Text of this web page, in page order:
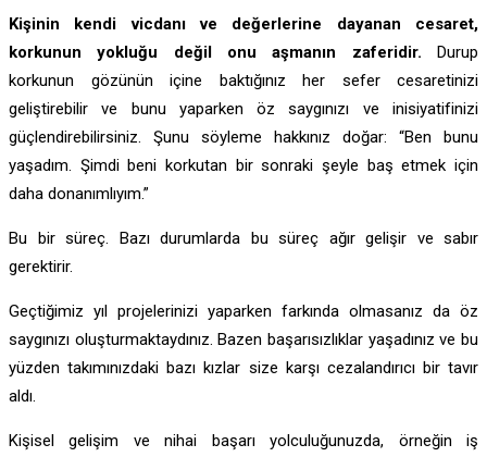
Kişinin kendi vicdanı ve değerlerine dayanan cesaret,
korkunun yokluğu değil onu aşmanın zaferidir.
Durup
korkunun gözünün içine baktığınız her sefer cesaretinizi
geliştirebilir ve bunu yaparken öz saygınızı ve inisiyatifinizi
güçlendirebilirsiniz. Şunu söyleme hakkınız doğar: “Ben bunu
yaşadım. Şimdi beni korkutan bir sonraki şeyle baş etmek için
daha donanımlıyım.”
Bu bir süreç. Bazı durumlarda bu süreç ağır gelişir ve sabır
gerektirir.
Geçtiğimiz yıl projelerinizi yaparken farkında olmasanız da öz
saygınızı oluşturmaktaydınız. Bazen başarısızlıklar yaşadınız ve bu
yüzden takımınızdaki bazı kızlar size karşı cezalandırıcı bir tavır
aldı.
Kişisel gelişim ve nihai başarı yolculuğunuzda, örneğin iş